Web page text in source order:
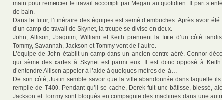
main pour remercier le travail accompli par Megan au quotidien. Il part
de bain.
Dans le futur, l’itinéraire des équipes est semé d’embuches. Après avoir
d’un camp de travail de Skynet, la troupe se divise en deux.
John, Allison, Joaquim, William et Keith prennent la fuite d’un côté
Tommy, Savannah, Jackson et Tommy vont de l’autre.
L’équipe de John établit un camp dans un ancien centre-aéré. Connor
qui sème des cartes à Skynet est parmi eux. Il est donc opposé à Keith
d’entendre Allison appeler à l’aide à quelques mètres de là…
De son côté, Justin semble savoir que la ville abandonnée dans laquelle
remplie de T400. Pendant qu’il se cache, Derek fuit une bâtisse, blessé,
Jackson et Tommy sont bloqués en compagnie des machines dans une